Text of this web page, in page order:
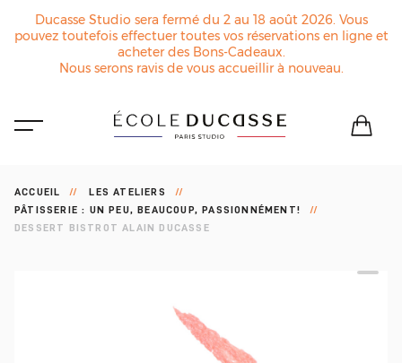
Ducasse Studio sera fermé du 2 au 18 août 2026. Vous
pouvez toutefois effectuer toutes vos réservations en ligne et
acheter des Bons-Cadeaux.
Nous serons ravis de vous accueillir à nouveau.
ACCUEIL
LES ATELIERS
PÂTISSERIE : UN PEU, BEAUCOUP, PASSIONNÉMENT!
DESSERT BISTROT ALAIN DUCASSE